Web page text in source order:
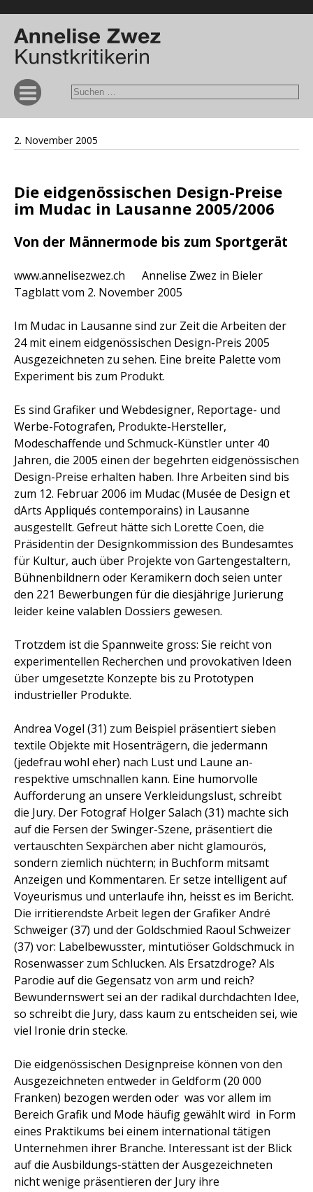
2. November 2005
Die eidgenössischen Design-Preise
im Mudac in Lausanne 2005/2006
Von der Männermode bis zum Sportgerät
www.annelisezwez.ch Annelise Zwez in Bieler
Tagblatt vom 2. November 2005
Im Mudac in Lausanne sind zur Zeit die Arbeiten der
24 mit einem eidgenössischen Design-Preis 2005
Ausgezeichneten zu sehen. Eine breite Palette vom
Experiment bis zum Produkt.
Es sind Grafiker und Webdesigner, Reportage- und
Werbe-Fotografen, Produkte-Hersteller,
Modeschaffende und Schmuck-Künstler unter 40
Jahren, die 2005 einen der begehrten eidgenössischen
Design-Preise erhalten haben. Ihre Arbeiten sind bis
zum 12. Februar 2006 im Mudac (Musée de Design et
dArts Appliqués contemporains) in Lausanne
ausgestellt. Gefreut hätte sich Lorette Coen, die
Präsidentin der Designkommission des Bundesamtes
für Kultur, auch über Projekte von Gartengestaltern,
Bühnenbildnern oder Keramikern doch seien unter
den 221 Bewerbungen für die diesjährige Jurierung
leider keine valablen Dossiers gewesen.
Trotzdem ist die Spannweite gross: Sie reicht von
experimentellen Recherchen und provokativen Ideen
über umgesetzte Konzepte bis zu Prototypen
industrieller Produkte.
Andrea Vogel (31) zum Beispiel präsentiert sieben
textile Objekte mit Hosenträgern, die jedermann
(jedefrau wohl eher) nach Lust und Laune an-
respektive umschnallen kann. Eine humorvolle
Aufforderung an unsere Verkleidungslust, schreibt
die Jury. Der Fotograf Holger Salach (31) machte sich
auf die Fersen der Swinger-Szene, präsentiert die
vertauschten Sexpärchen aber nicht glamourös,
sondern ziemlich nüchtern; in Buchform mitsamt
Anzeigen und Kommentaren. Er setze intelligent auf
Voyeurismus und unterlaufe ihn, heisst es im Bericht.
Die irritierendste Arbeit legen der Grafiker André
Schweiger (37) und der Goldschmied Raoul Schweizer
(37) vor: Labelbewusster, mintutiöser Goldschmuck in
Rosenwasser zum Schlucken. Als Ersatzdroge? Als
Parodie auf die Gegensatz von arm und reich?
Bewundernswert sei an der radikal durchdachten Idee,
so schreibt die Jury, dass kaum zu entscheiden sei, wie
viel Ironie drin stecke.
Die eidgenössischen Designpreise können von den
Ausgezeichneten entweder in Geldform (20 000
Franken) bezogen werden oder  was vor allem im
Bereich Grafik und Mode häufig gewählt wird  in Form
eines Praktikums bei einem international tätigen
Unternehmen ihrer Branche. Interessant ist der Blick
auf die Ausbildungs-stätten der Ausgezeichneten 
nicht wenige präsentieren der Jury ihre